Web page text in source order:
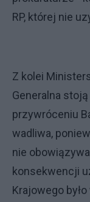
RP, której nie
Z kolei
Generalna
przywróceniu
wadliwa,
nie
konsekwencji
Krajowego